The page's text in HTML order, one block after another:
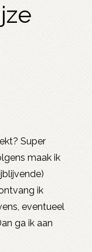
Super
maak ik
ik
eventueel
ga ik aan